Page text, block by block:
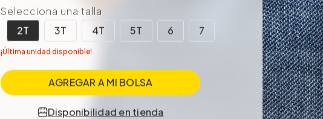
Selecciona una talla
2T
3T 4T 5T 6 7
¡Última unidad disponible!
AGREGAR A MI BOLSA
Disponibilidad en tienda